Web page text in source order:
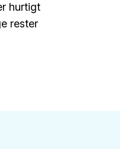
hurtigt
rester